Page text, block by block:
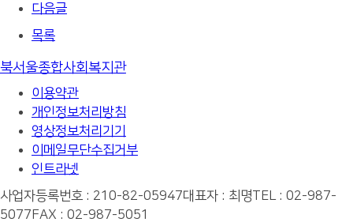
다음글
목록
북서울종합사회복지관
이용약관
개인정보처리방침
영상정보처리기기
이메일무단수집거부
인트라넷
사업자등록번호 : 210-82-05947대표자 : 최명TEL : 02-987-
5077 FAX : 02-987-5051